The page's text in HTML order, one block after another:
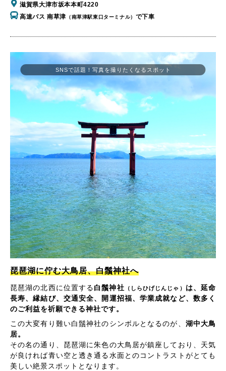
滋賀県大津市坂本本町4220
高速バス 南草津 （南草津駅東口ターミナル） で下車
琵琶湖に佇む大鳥居、白鬚神社へ
琵琶湖の北西に位置する白鬚神社 （しらひげじんじゃ）
は、延命
長寿、縁結び、交通安全、開運招福、学業成就など、数多く
のご利益を祈願できる神社です。
この大変有り難い白鬚神社のシンボルとなるのが、 湖中大鳥
居。
その名の通り、琵琶湖に朱色の大鳥居が鎮座しており、天気
が良ければ青い空と透き通る水面とのコントラストがとても
美しい絶景スポットとなります。
SNSで話題！写真を撮りたくなるスポット